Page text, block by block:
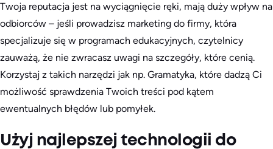
Twoja reputacja jest na wyciągnięcie ręki, mają duży wpływ na
odbiorców – jeśli prowadzisz marketing do firmy, która
specjalizuje się w programach edukacyjnych, czytelnicy
zauważą, że nie zwracasz uwagi na szczegóły, które cenią.
Korzystaj z takich narzędzi jak np. Gramatyka, które dadzą Ci
możliwość sprawdzenia Twoich treści pod kątem
ewentualnych błędów lub pomyłek.
Użyj najlepszej technologii do